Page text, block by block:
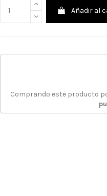
Añadir al
Comprando este producto